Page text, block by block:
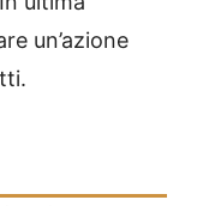
un’azione